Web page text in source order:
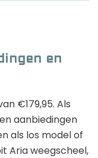
en
€179,95. Als
aanbiedingen
als los model of
Aria weegscheel,